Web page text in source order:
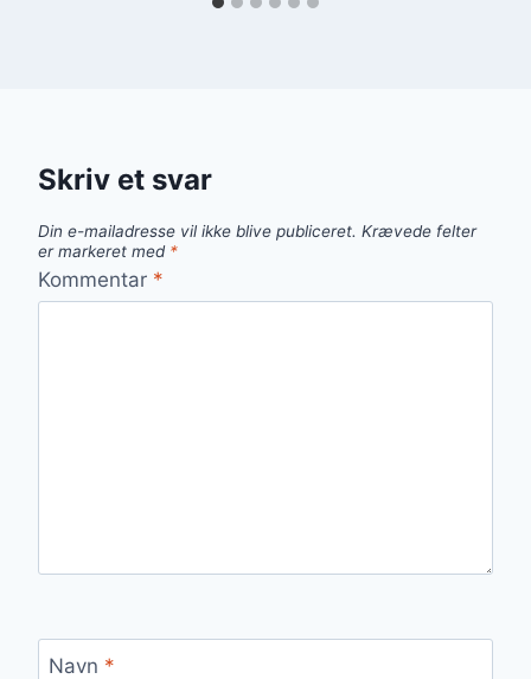
Skriv et svar
Din e-mailadresse vil ikke blive publiceret. Krævede felter
er markeret med *
Kommentar *
Navn *